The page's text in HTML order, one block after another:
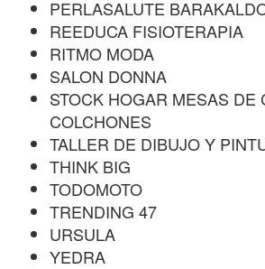
PERLASALUTE
REEDUCA FISIOTERAPIA
RITMO MODA
SALON DONNA
STOCK HOGAR MESAS DE
COLCHONES
TALLER DE DIBUJO Y
THINK BIG
TODOMOTO
TRENDING 47
URSULA
YEDRA